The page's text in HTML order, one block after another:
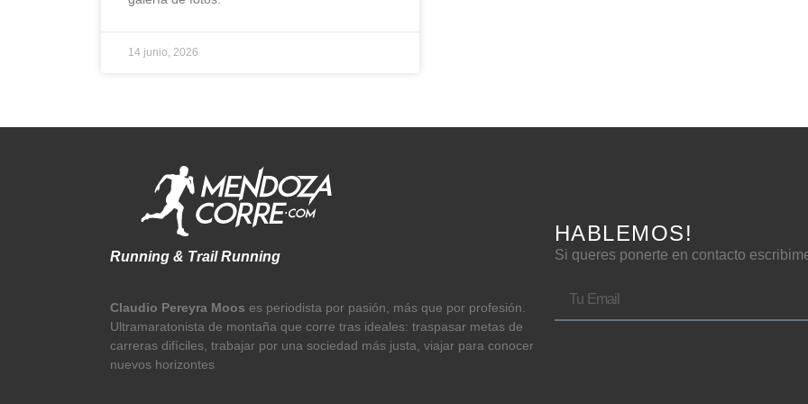
14 junio, 2026
Running & Trail Running
Claudio Pereyra Moos es periodista por pasión, más que por profesión.
Ultramaratonista de montaña que corre tras ideales: traspasar metas de
carreras difíciles, trabajar por una sociedad más justa, viajar para conocer
nuevos horizontes
HABLEMOS!
Si queres ponerte en contacto